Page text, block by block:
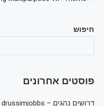
חיפוש
פוסטים אחרונים